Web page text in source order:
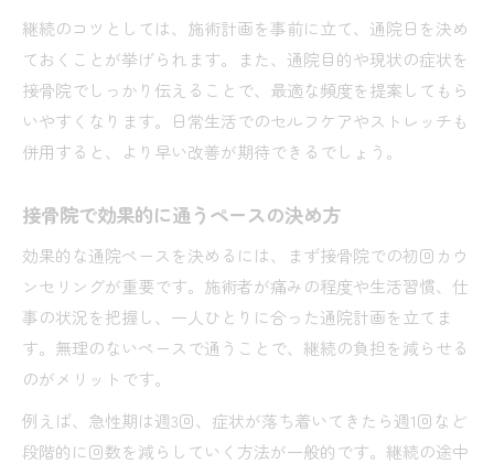
保険活用で安心できる接骨院通院の流れ
接骨院通院に保険を活用する際の流れ
接骨院通院証明書の提出と保険申請の手順
接骨院通院費用を抑える保険活用術
交通事故後の接骨院保険手続きを徹底解説
接骨院通院で再発予防に重要な生活習慣
接骨院通院理由を踏まえた健康維持法
交通事故後に接骨院通院が役立つ理由
接骨院通院で自然治癒力を高めるポイント
接骨院通院の継続が再発防止に与える影響
後悔しないための接骨院通院プランの立て方
継続のコツとしては、施術計画を事前に立て、通院日を決め
ておくことが挙げられます。また、通院目的や現状の症状を
接骨院でしっかり伝えることで、最適な頻度を提案してもら
いやすくなります。日常生活でのセルフケアやストレッチも
併用すると、より早い改善が期待できるでしょう。
接骨院で効果的に通うペースの決め方
効果的な通院ペースを決めるには、まず接骨院での初回カウ
ンセリングが重要です。施術者が痛みの程度や生活習慣、仕
事の状況を把握し、一人ひとりに合った通院計画を立てま
す。無理のないペースで通うことで、継続の負担を減らせる
のがメリットです。
例えば、急性期は週3回、症状が落ち着いてきたら週1回など
段階的に回数を減らしていく方法が一般的です。継続の途中